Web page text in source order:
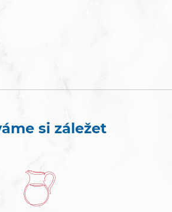
si záležet